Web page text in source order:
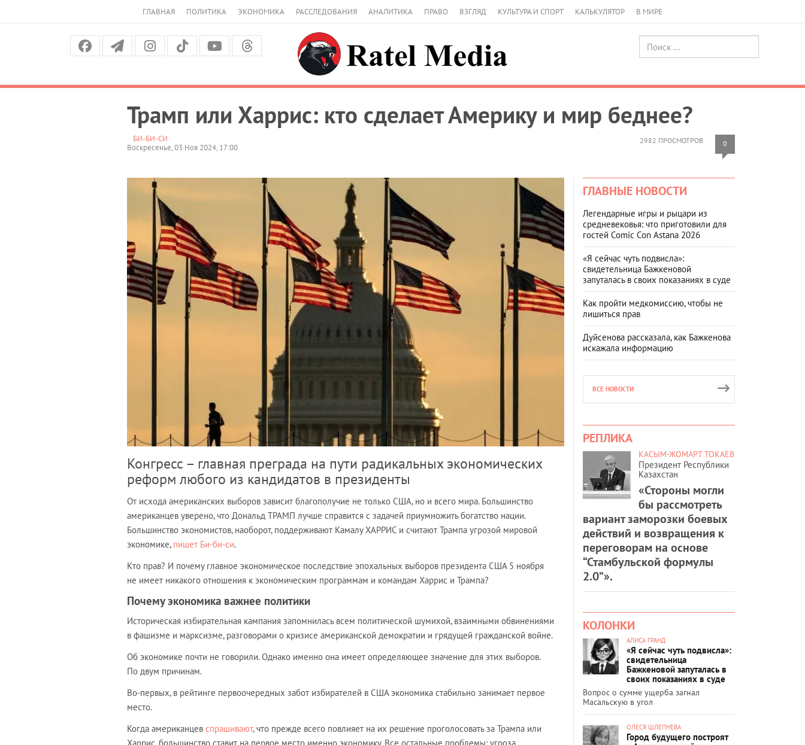
ГЛАВНАЯ ПОЛИТИКА ЭКОНОМИКА РАССЛЕДОВАНИЯ АНАЛИТИКА ПРАВО ВЗГЛЯД КУЛЬТУРА И СПОРТ КАЛЬКУЛЯТОР В МИРЕ
Трамп или Харрис: кто сделает Америку и мир беднее?
2982 ПРОСМОТРОВ 0
БИ-БИ-СИ
Воскресенье, 03 Ноя 2024, 17:00
Конгресс – главная преграда на пути радикальных экономических
реформ любого из кандидатов в президенты
От исхода американских выборов зависит благополучие не только США, но и всего мира. Большинство
американцев уверено, что Дональд ТРАМП лучше справится с задачей приумножить богатство нации.
Большинство экономистов, наоборот, поддерживают Камалу ХАРРИС и считают Трампа угрозой мировой
экономике, пишет Би-би-си.
Кто прав? И почему главное экономическое последствие эпохальных выборов президента США 5 ноября
не имеет никакого отношения к экономическим программам и командам Харрис и Трампа?
Почему экономика важнее политики
Историческая избирательная кампания запомнилась всем политической шумихой, взаимными обвинениями
в фашизме и марксизме, разговорами о кризисе американской демократии и грядущей гражданской войне.
Об экономике почти не говорили. Однако именно она имеет определяющее значение для этих выборов.
По двум причинам.
Во-первых, в рейтинге первоочередных забот избирателей в США экономика стабильно занимает первое
место.
Когда американцев спрашивают, что прежде всего повлияет на их решение проголосовать за Трампа или
ГЛАВНЫЕ НОВОСТИ
Легендарные игры и рыцари из
средневековья: что приготовили для
гостей Comic Con Astana 2026
«Я сейчас чуть подвисла»:
свидетельница Бажкеновой
запуталась в своих показаниях в суде
Как пройти медкомиссию, чтобы не
лишиться прав
Дуйсенова рассказала, как Бажкенова
искажала информацию
ВСЕ НОВОСТИ
РЕПЛИКА
КАСЫМ-ЖОМАРТ ТОКАЕВ
Президент Республики
Казахстан
«Стороны могли
бы рассмотреть
вариант заморозки боевых
действий и возвращения к
переговорам на основе
“Стамбульской формулы
2.0”».
КОЛОНКИ
АЛИСА ГРАНД
«Я сейчас чуть подвисла»:
свидетельница
Бажкеновой запуталась в
своих показаниях в суде
Вопрос о сумме ущерба загнал
Масальскую в угол
ОЛЕСЯ ШЛЕПНЕВА
Город будущего построят